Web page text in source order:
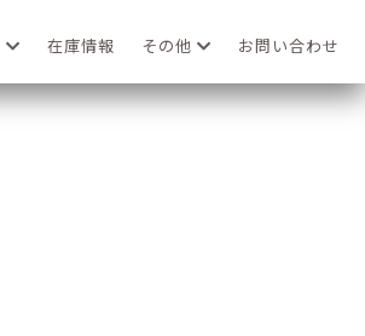
在庫情報 その他 お問い合わせ